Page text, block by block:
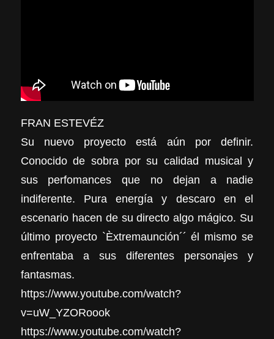
FRAN ESTEVÉZ
Su nuevo proyecto está aún por definir.
Conocido de sobra por su calidad musical y
sus perfomances que no dejan a nadie
indiferente. Pura energía y descaro en el
escenario hacen de su directo algo mágico. Su
último proyecto `Èxtremaunción´´ él mismo se
enfrentaba a sus diferentes personajes y
fantasmas.
https://www.youtube.com/watch?
v=uW_YZORoook
https://www.youtube.com/watch?